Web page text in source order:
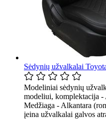
Sėdynių užvalkalai
Modeliniai sėdynių
modeliui, komplektacija
Medžiaga - Alkantara
įeina užvalkalai galvos